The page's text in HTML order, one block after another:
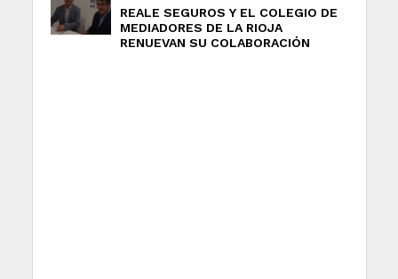
REALE SEGUROS Y EL COLEGIO DE
MEDIADORES DE LA RIOJA
RENUEVAN SU COLABORACIÓN